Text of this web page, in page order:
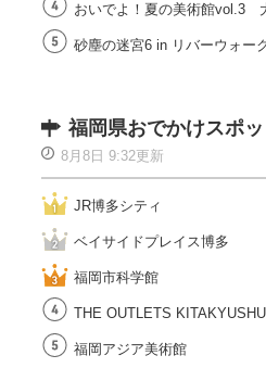
おいでよ！夏の美術館vol.3
砂塵の迷宮6 in リバーウォー
福岡県おでかけスポ
8月8日 9:32更新
JR博多シティ
ベイサイドプレイス博多
福岡市科学館
THE OUTLETS KITAKYUSHU
福岡アジア美術館